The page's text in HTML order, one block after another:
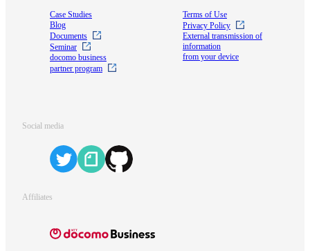
Case Studies
Blog
Documents
Seminar
docomo business
partner program
Terms of Use
Privacy Policy
External transmission of
information
from your device
Social media
Affiliates